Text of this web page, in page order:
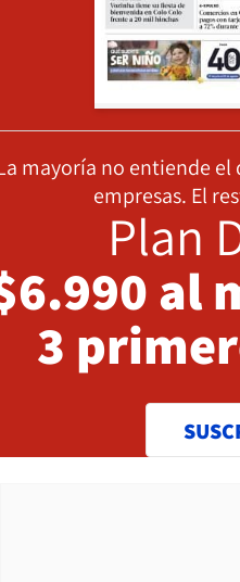
mayoría no entiende
empresas. El
Plan
al
3